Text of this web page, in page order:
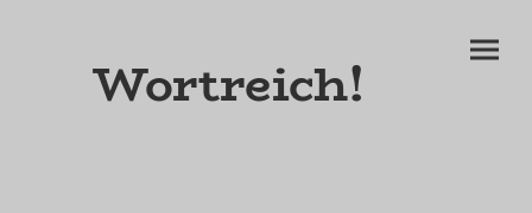
Wortreich!